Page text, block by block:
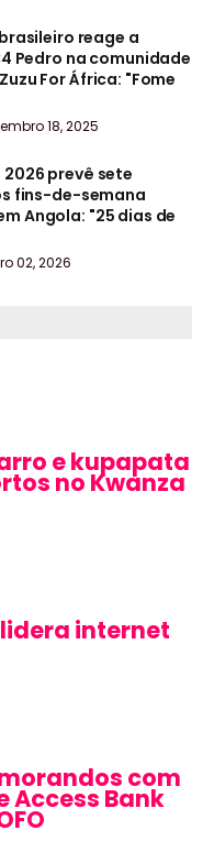
reage a
Pedro na comunidade
For África: "Fome
18, 2025
prevê sete
fins-de-semana
Angola: "25 dias de
02, 2026
e kupapata
no Kwanza
internet
com
Access Bank